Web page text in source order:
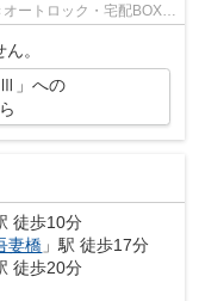
ートロック・宅配BOX完
。
Ⅲ」への
徒歩10分
妻橋 」駅 徒歩17分
徒歩20分